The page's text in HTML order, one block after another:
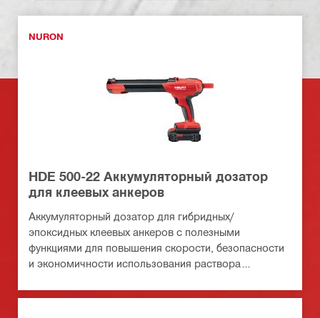
NURON
HDE 500-22 Аккумуляторный дозатор
для клеевых анкеров
Аккумуляторный дозатор для гибридных/
эпоксидных клеевых анкеров с полезными
функциями для повышения скорости, безопасности
и экономичности использования раствора